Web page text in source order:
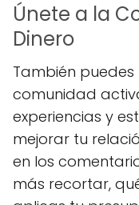
Únete a la
Dinero
También
comunidad
experiencias y
mejorar tu
en los
más recortar,